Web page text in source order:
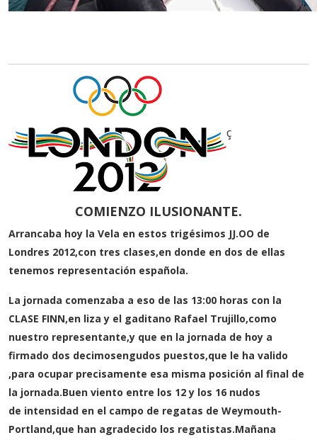
ç
COMIENZO ILUSIONANTE.
Arrancaba hoy la Vela en estos trigésimos JJ.OO de
Londres 2012,con tres clases,en donde en dos de ellas
tenemos representación española.
La jornada comenzaba a eso de las 13:00 horas con la
CLASE FINN,en liza y el gaditano Rafael Trujillo,como
nuestro representante,y que en la jornada de hoy a
firmado dos decimosengudos puestos,que le ha valido
,para ocupar precisamente esa misma posición al final de
la jornada.Buen viento entre los 12 y los 16 nudos
de intensidad en el campo de regatas de Weymouth-
Portland,que han agradecido los regatistas.Mañana